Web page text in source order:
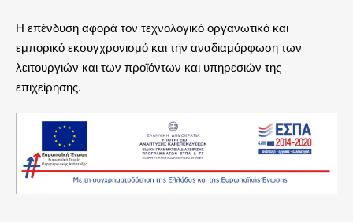
Η επένδυση αφορά τον τεχνολογικό οργανωτικό και
εμπορικό εκσυγχρονισμό και την αναδιαμόρφωση των
λειτουργιών και των προϊόντων και υπηρεσιών της
επιχείρησης.